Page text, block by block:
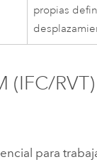
propias
(IFC/
para